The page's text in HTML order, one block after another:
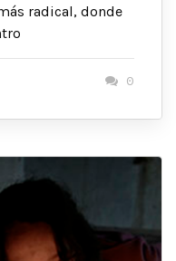
radical, donde
0